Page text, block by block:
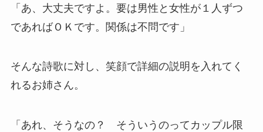
「あ、大丈夫ですよ。要は男性と女性が１人ずつ
であればＯＫです。関係は不問です」
そんな詩歌に対し、笑顔で詳細の説明を入れてく
れるお姉さん。
「あれ、そうなの？ そういうのってカップル限